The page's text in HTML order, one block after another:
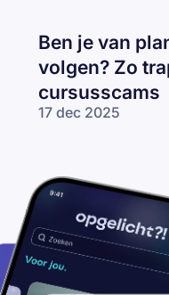
Ben je van
volgen? Zo
cursusscams
17 dec 2025
cursus te
volgen? Zo
trap je niet
in
cursusscams